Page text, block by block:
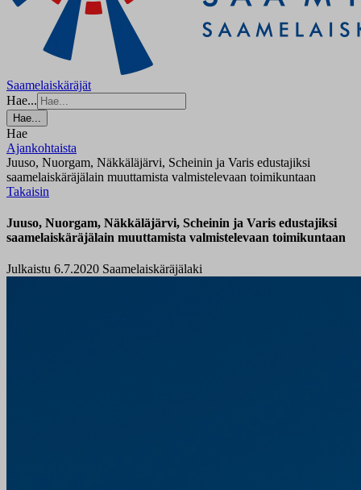
Saamelaiskäräjät
Hae...
Hae...
Hae
Ajankohtaista
Juuso, Nuorgam, Näkkäläjärvi, Scheinin ja Varis edustajiksi
saamelaiskäräjälain muuttamista valmistelevaan toimikuntaan
Takaisin
Juuso, Nuorgam, Näkkäläjärvi, Scheinin ja Varis edustajiksi
saamelaiskäräjälain muuttamista valmistelevaan toimikuntaan
Julkaistu 6.7.2020 Saamelaiskäräjälaki